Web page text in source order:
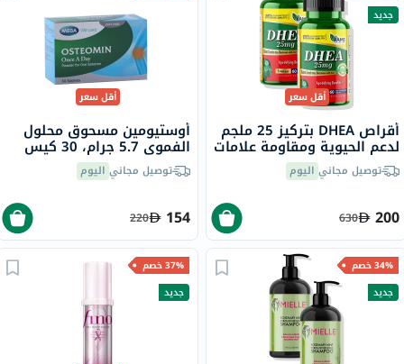
جديد
أقل سعر
أقراص DHEA بتركيز 25 ملجم
لدعم الحيوية ومقاومة علامات
التقدم في السن إيه إم إس -
2 × 60 قرص توصيل مجاني اليوم
200
630
أقل سعر
أوستيومين مسحوق محلول
الفموي 5.7 جرام، 30 كيس
توصيل مجاني اليوم
154
220
34% خصم
جديد
37% خصم
جديد